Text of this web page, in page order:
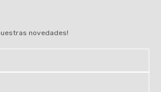
novedades!